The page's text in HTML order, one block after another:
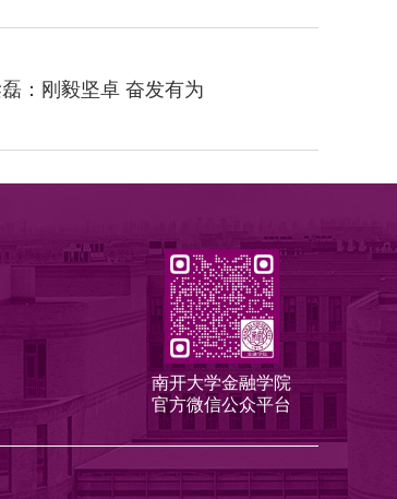
：刚毅坚卓 奋发有为
南开大学金融学院
官方微信公众平台